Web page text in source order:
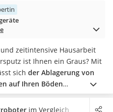
zeitintensive Hausarbeit
ist Ihnen ein Graus? Mit
sich der Ablagerung von
auf Ihren Böden
zwischen den Produkten gibt
Dieseschwankt
im Vergleich